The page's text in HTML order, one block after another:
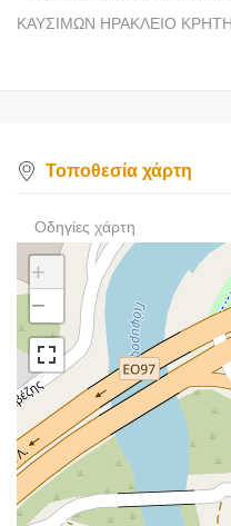
ΚΑΥΣΙΜΩΝ ΗΡΑΚΛΕΙΟ
Τοποθεσία χάρτη
Οδηγίες χάρτη
+
−